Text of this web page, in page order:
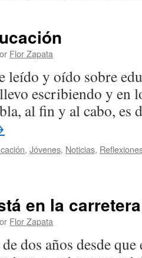
Flor Zapata
leído y oído sobre
escribiendo y en
al fin y al cabo,
, Jóvenes, Noticias,
en la carretera
Flor Zapata
dos años desde